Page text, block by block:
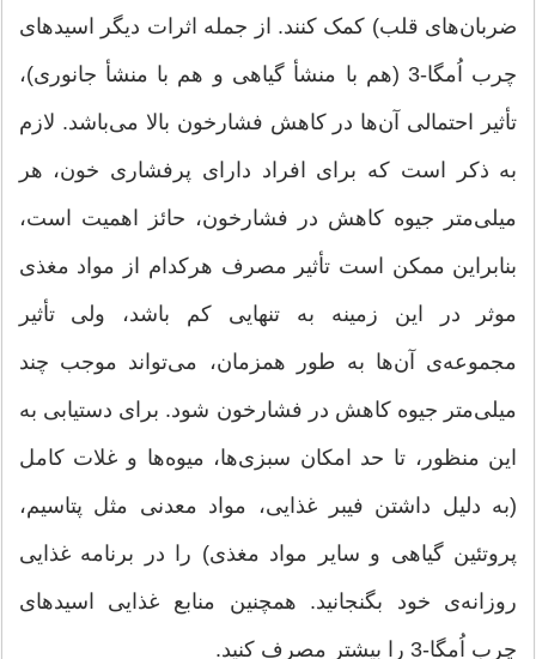
ضربان‌های قلب) کمک کنند. از جمله اثرات دیگر اسیدهای
چرب اُمگا-3 (هم با منشأ گیاهی و هم با منشأ جانوری)،
تأثیر احتمالی آن‌ها در کاهش فشارخون بالا می‌باشد. لازم
به ذکر است که برای افراد دارای پرفشاری خون، هر
میلی‌متر جیوه کاهش در فشارخون، حائز اهمیت است،
بنابراین ممکن است تأثیر مصرف هرکدام از مواد مغذی
موثر در این زمینه به تنهایی کم باشد، ولی تأثیر
مجموعه‌ی آن‌ها به طور همزمان، می‌تواند موجب چند
میلی‌متر جیوه کاهش در فشارخون شود. برای دستیابی به
این منظور، تا حد امکان سبزی‌ها، میوه‌ها و غلات کامل
(به دلیل داشتن فیبر غذایی، مواد معدنی مثل پتاسیم،
پروتئین گیاهی و سایر مواد مغذی) را در برنامه غذایی
روزانه‌ی خود بگنجانید. همچنین منابع غذایی اسیدهای
چرب اُمگا-3 را بیشتر مصرف کنید.